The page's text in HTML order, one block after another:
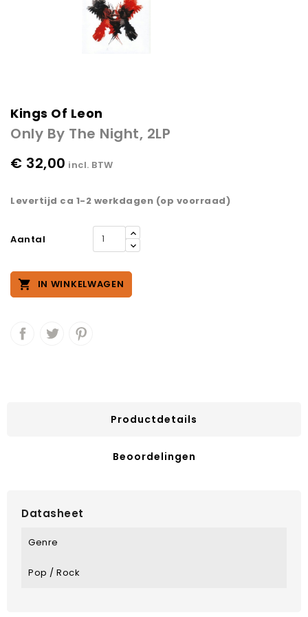
Kings Of Leon
Only By The Night, 2LP
€ 32,00 incl. BTW
Levertijd ca 1-2 werkdagen (op voorraad)
Aantal
 IN WINKELWAGEN
Productdetails
Beoordelingen
Datasheet
Genre
Pop / Rock